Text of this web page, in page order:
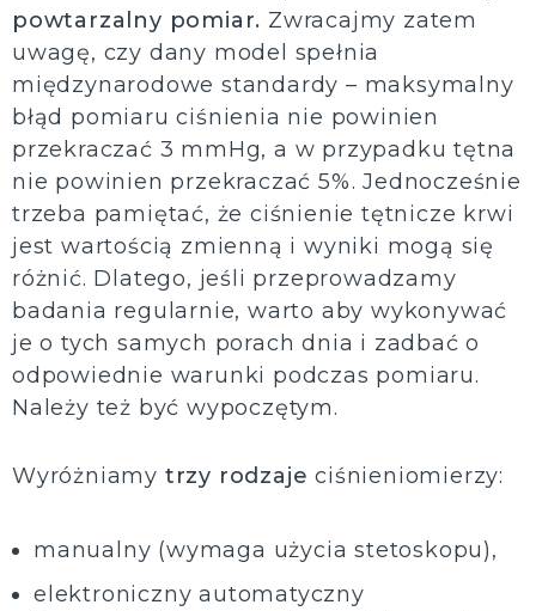
powtarzalny pomiar. Zwracajmy zatem
uwagę, czy dany model spełnia
międzynarodowe standardy – maksymalny
błąd pomiaru ciśnienia nie powinien
przekraczać 3 mmHg, a w przypadku tętna
nie powinien przekraczać 5%. Jednocześnie
trzeba pamiętać, że ciśnienie tętnicze krwi
jest wartością zmienną i wyniki mogą się
różnić. Dlatego, jeśli przeprowadzamy
badania regularnie, warto aby wykonywać
je o tych samych porach dnia i zadbać o
odpowiednie warunki podczas pomiaru.
Należy też być wypoczętym.
Wyróżniamy trzy rodzaje ciśnieniomierzy:
manualny (wymaga użycia stetoskopu),
elektroniczny automatyczny